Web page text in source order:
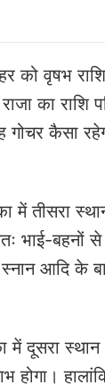
को वृषभ
का
कैसा
में तीसरा
भाई-
आदि के
में दूसरा